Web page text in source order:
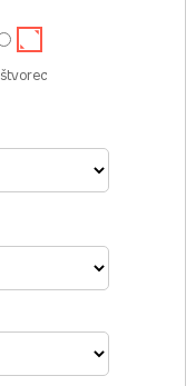
štvorec